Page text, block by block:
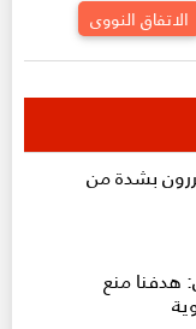
الاتفاق النووى
بشدة من
منع